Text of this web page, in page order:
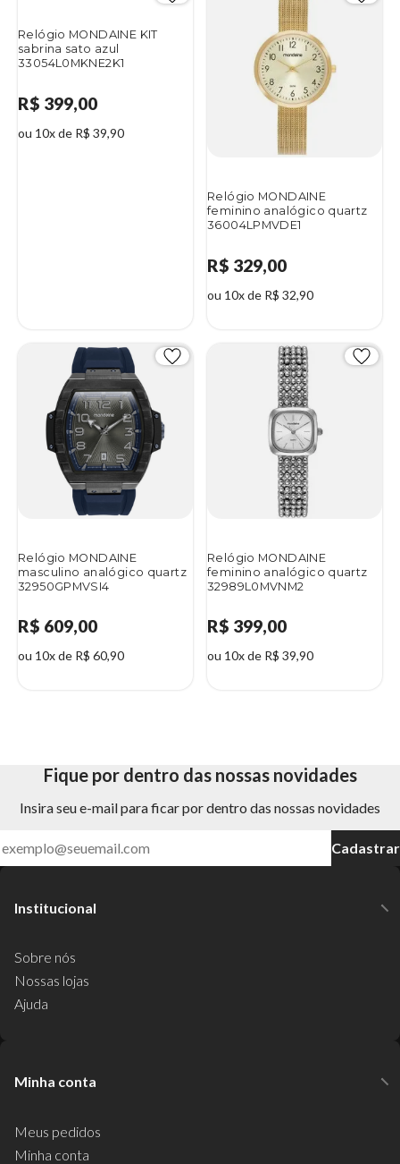
Relógio MONDAINE KIT
sabrina sato azul
33054L0MKNE2K1
R$ 399,00
ou 10x de R$ 39,90
Relógio MONDAINE
feminino analógico quartz
36004LPMVDE1
R$ 329,00
ou 10x de R$ 32,90
Relógio MONDAINE
masculino analógico quartz
32950GPMVSI4
R$ 609,00
ou 10x de R$ 60,90
Relógio MONDAINE
feminino analógico quartz
32989L0MVNM2
R$ 399,00
ou 10x de R$ 39,90
Fique por dentro das nossas novidades
Insira seu e-mail para ficar por dentro das nossas novidades
Cadastrar
Institucional
Sobre nós
Nossas lojas
Ajuda
Minha conta
Meus pedidos
Minha conta